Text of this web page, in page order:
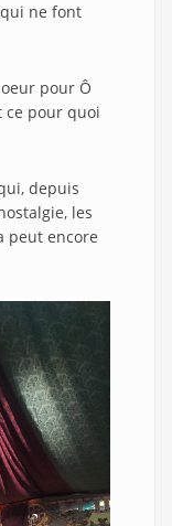
ne font
pour Ô
ce pour quoi
depuis
les
peut encore